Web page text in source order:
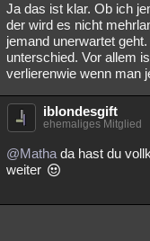
Ja das ist klar. Ob ich
der wird es nicht
jemand unerwartet
unterschied. Vor allem
verlierenwie wenn man
iblondesgift
ehemaliges Mitglied
@Matha da hast du
weiter